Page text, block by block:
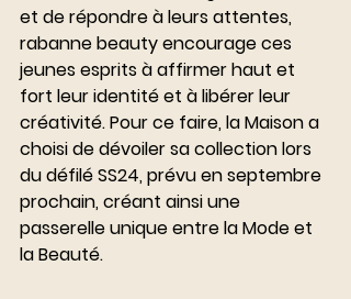
et de répondre à leurs attentes,
rabanne beauty encourage ces
jeunes esprits à affirmer haut et
fort leur identité et à libérer leur
créativité. Pour ce faire, la Maison a
choisi de dévoiler sa collection lors
du défilé SS24, prévu en septembre
prochain, créant ainsi une
passerelle unique entre la Mode et
la Beauté.